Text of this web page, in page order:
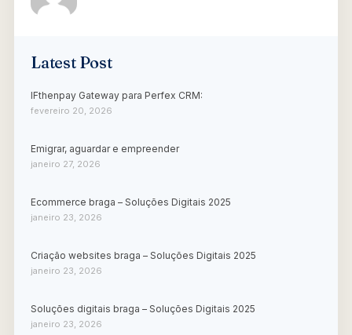
Latest Post
IFthenpay Gateway para Perfex CRM:
fevereiro 20, 2026
Emigrar, aguardar e empreender
janeiro 27, 2026
Ecommerce braga – Soluções Digitais 2025
janeiro 23, 2026
Criação websites braga – Soluções Digitais 2025
janeiro 23, 2026
Soluções digitais braga – Soluções Digitais 2025
janeiro 23, 2026